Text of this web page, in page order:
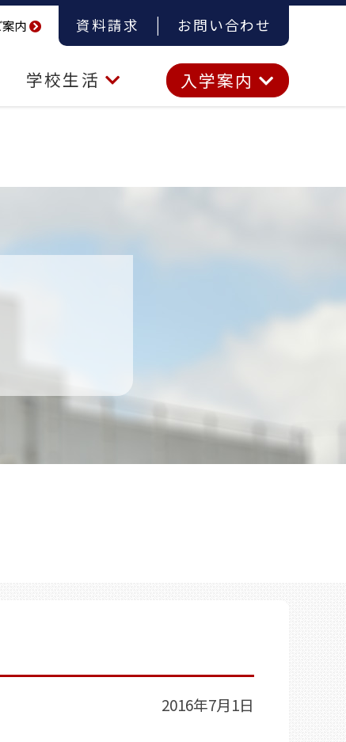
内 資料請求 お問い合わせ
学校生活 入学案内
2016年7月1日